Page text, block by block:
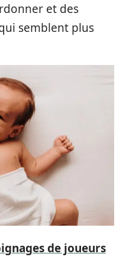
et des
semblent plus
de joueurs